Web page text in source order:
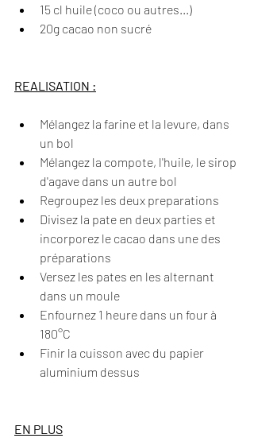
15 cl huile (coco ou autres...)
20g cacao non sucré
REALISATION :
Mélangez la farine et la levure, dans
un bol
Mélangez la compote, l'huile, le sirop
d'agave dans un autre bol
Regroupez les deux preparations
Divisez la pate en deux parties et
incorporez le cacao dans une des
préparations
Versez les pates en les alternant
dans un moule
Enfournez 1 heure dans un four à
180°C
Finir la cuisson avec du papier
aluminium dessus
EN PLUS